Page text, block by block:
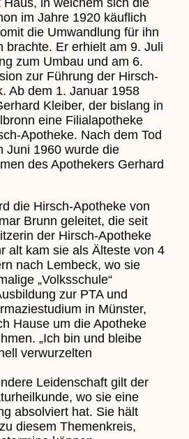
im Jahre 1920 käuflich
die Umwandlung für ihn
brachte. Er erhielt am 9. Juli
zum Umbau und am 6.
zur Führung der Hirsch-
Ab dem 1. Januar 1958
Kleiber, der bislang in
eine Filialapotheke
Apotheke. Nach dem Tod
Juni 1960 wurde die
des Apothekers Gerhard
die Hirsch-Apotheke von
Brunn geleitet, die seit
der Hirsch-Apotheke
alt kam sie als Älteste von 4
nach Lembeck, wo sie
„Volksschule“
zur PTA und
in Münster,
Hause um die Apotheke
„Ich bin und bleibe
verwurzelten
Leidenschaft gilt der
wo sie eine
absolviert hat. Sie hält
diesem Themenkreis,